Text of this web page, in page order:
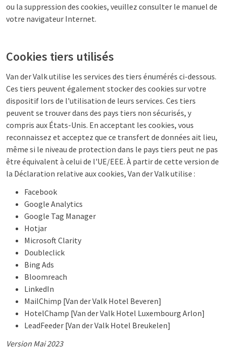
ou la suppression des cookies, veuillez consulter le manuel de
votre navigateur Internet.
Cookies tiers utilisés
Van der Valk utilise les services des tiers énumérés ci-dessous.
Ces tiers peuvent également stocker des cookies sur votre
dispositif lors de l'utilisation de leurs services. Ces tiers
peuvent se trouver dans des pays tiers non sécurisés, y
compris aux États-Unis. En acceptant les cookies, vous
reconnaissez et acceptez que ce transfert de données ait lieu,
même si le niveau de protection dans le pays tiers peut ne pas
être équivalent à celui de l'UE/EEE. À partir de cette version de
la Déclaration relative aux cookies, Van der Valk utilise :
Facebook
Google Analytics
Google Tag Manager
Hotjar
Microsoft Clarity
Doubleclick
Bing Ads
Bloomreach
LinkedIn
MailChimp [Van der Valk Hotel Beveren]
HotelChamp [Van der Valk Hotel Luxembourg Arlon]
LeadFeeder [Van der Valk Hotel Breukelen]
Version Mai 2023